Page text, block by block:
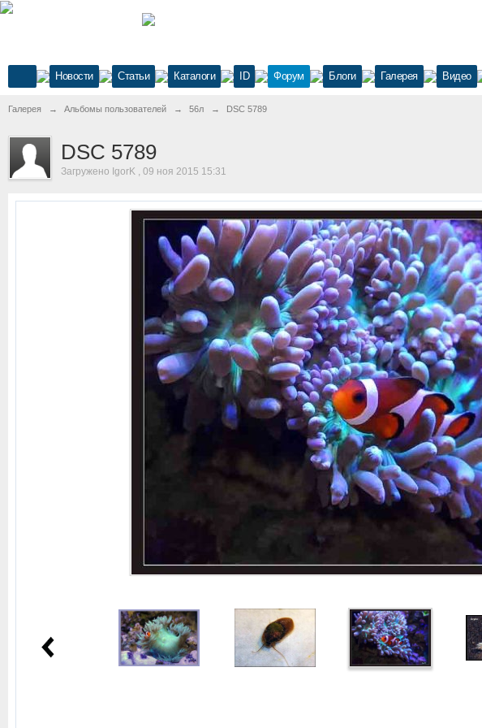
Новости Статьи Каталоги ID Форум Блоги Галерея Видео
Галерея → Альбомы пользователей → 56л → DSC 5789
DSC 5789
Загружено IgorK , 09 ноя 2015 15:31